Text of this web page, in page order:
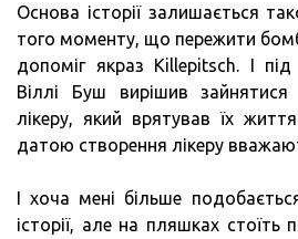
Основа історії залишається
того моменту, що пережити
допоміг якраз Killepitsch. І
Віллі Буш вирішив
лікеру, який врятував їх
датою створення лікеру
І хоча мені більше
історії, але на пляшках стоїть